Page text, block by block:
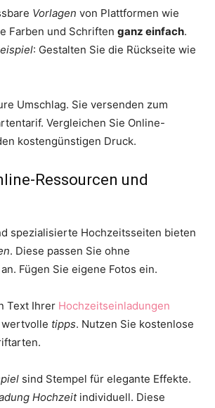
Vorlagen von Plattformen wie
Farben und Schriften ganz einfach.
: Gestalten Sie die Rückseite wie
Umschlag. Sie versenden zum
Vergleichen Sie Online-
kostengünstigen Druck.
Ressourcen und
spezialisierte Hochzeitsseiten bieten
. Diese passen Sie ohne
Fügen Sie eigene Fotos ein.
Text Ihrer Hochzeitseinladungen
tipps. Nutzen Sie kostenlose
sind Stempel für elegante Effekte.
Hochzeitindividuell. Diese